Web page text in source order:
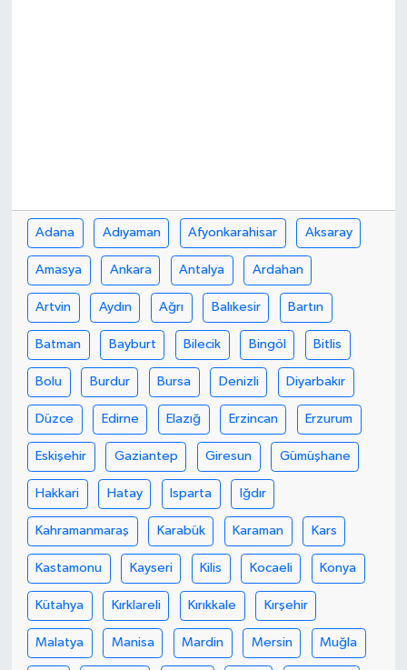
Adana Adıyaman Afyonkarahisar Aksaray
Amasya Ankara Antalya Ardahan
Artvin Aydın Ağrı Balıkesir Bartın
Batman Bayburt Bilecik Bingöl Bitlis
Bolu Burdur Bursa Denizli Diyarbakır
Düzce Edirne Elazığ Erzincan Erzurum
Eskişehir Gaziantep Giresun Gümüşhane
Hakkari Hatay Isparta Iğdır
Kahramanmaraş Karabük Karaman Kars
Kastamonu Kayseri Kilis Kocaeli Konya
Kütahya Kırklareli Kırıkkale Kırşehir
Malatya Manisa Mardin Mersin Muğla